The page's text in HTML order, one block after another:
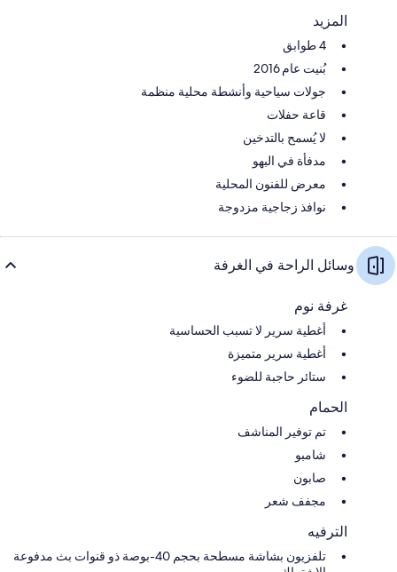
المزيد
4 طوابق
بُنيت عام 2016
جولات سياحية وأنشطة محلية منظمة
قاعة حفلات
لا يُسمح بالتدخين
مدفأة في البهو
معرض للفنون المحلية
نوافذ زجاجية مزدوجة
وسائل الراحة في الغرفة
غرفة نوم
أغطية سرير لا تسبب الحساسية
أغطية سرير متميزة
ستائر حاجبة للضوء
الحمام
تم توفير المناشف
شامبو
صابون
مجفف شعر
الترفيه
تلفزيون بشاشة مسطحة بحجم 40-بوصة ذو قنوات بث مدفوعة